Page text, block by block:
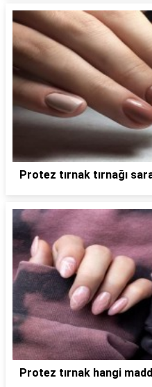
Protez tırnak tırnağı
Protez tırnak hangi